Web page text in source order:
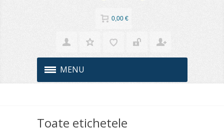
0,00 €
MENU
Toate etichetele